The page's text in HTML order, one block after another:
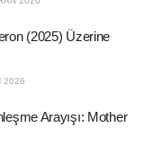
(2025) Üzerine
2026
Arayışı: Mother